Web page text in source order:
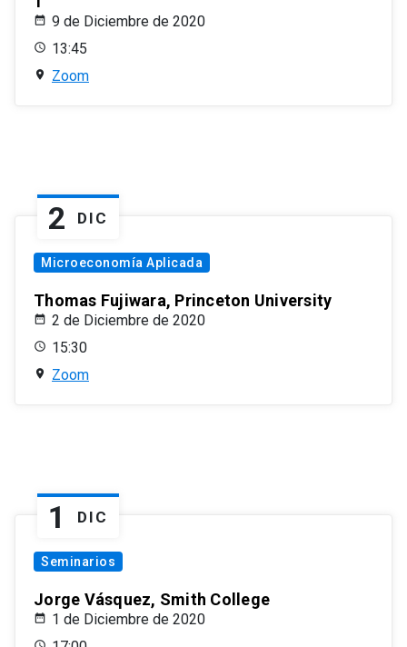
9 de Diciembre de 2020
13:45
Zoom
2 DIC
Microeconomía Aplicada
Thomas Fujiwara, Princeton University
2 de Diciembre de 2020
15:30
Zoom
1 DIC
Seminarios
Jorge Vásquez, Smith College
1 de Diciembre de 2020